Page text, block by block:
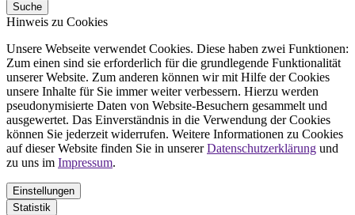
Suche
Hinweis zu Cookies
Unsere Webseite verwendet Cookies. Diese haben zwei Funktionen:
Zum einen sind sie erforderlich für die grundlegende Funktionalität
unserer Website. Zum anderen können wir mit Hilfe der Cookies
unsere Inhalte für Sie immer weiter verbessern. Hierzu werden
pseudonymisierte Daten von Website-Besuchern gesammelt und
ausgewertet. Das Einverständnis in die Verwendung der Cookies
können Sie jederzeit widerrufen. Weitere Informationen zu Cookies
auf dieser Website finden Sie in unsererDatenschutzerklärung und
zu uns im Impressum.
Einstellungen
Statistik